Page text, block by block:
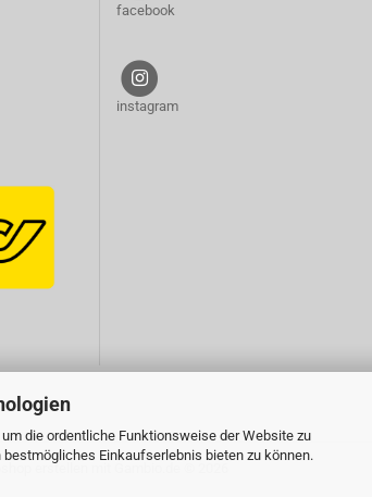
die ordentliche Funktionsweise der Website zu
Einkaufserlebnis bieten zu können.
facebook
instagram
erstellen